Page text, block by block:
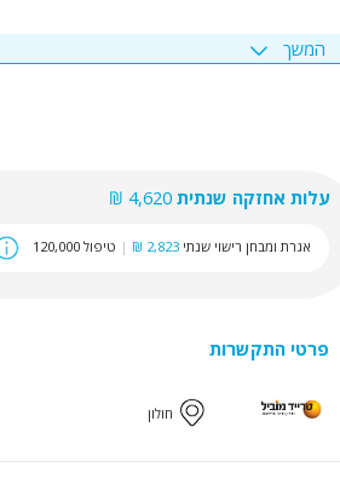
המשך
עלות אחזקה שנתית 4,620 ₪
אגרת ומבחן רישוי שנתי 2,823 ₪
| טיפול 120,000
פרטי התקשרות
חולון